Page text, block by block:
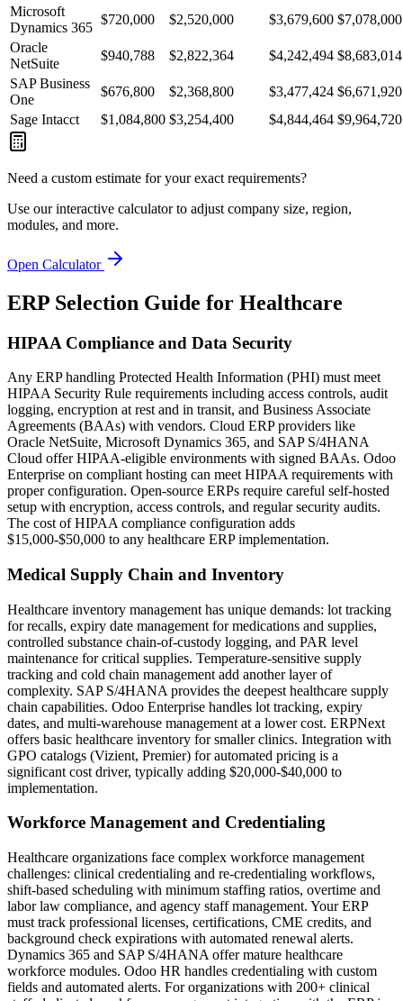
Microsoft
Dynamics 365
$720,000 $2,520,000 $3,679,600 $7,078,000
Oracle
NetSuite
$940,788 $2,822,364 $4,242,494 $8,683,014
SAP Business
One
$676,800 $2,368,800 $3,477,424 $6,671,920
Sage Intacct
$1,084,800 $3,254,400 $4,844,464 $9,964,720
Need a custom estimate for your exact requirements?
Use our interactive calculator to adjust company size, region,
modules, and more.
Open Calculator
ERP Selection Guide for Healthcare
HIPAA Compliance and Data Security
Any ERP handling Protected Health Information (PHI) must meet
HIPAA Security Rule requirements including access controls, audit
logging, encryption at rest and in transit, and Business Associate
Agreements (BAAs) with vendors. Cloud ERP providers like
Oracle NetSuite, Microsoft Dynamics 365, and SAP S/4HANA
Cloud offer HIPAA-eligible environments with signed BAAs. Odoo
Enterprise on compliant hosting can meet HIPAA requirements with
proper configuration. Open-source ERPs require careful self-hosted
setup with encryption, access controls, and regular security audits.
The cost of HIPAA compliance configuration adds
$15,000-$50,000 to any healthcare ERP implementation.
Medical Supply Chain and Inventory
Healthcare inventory management has unique demands: lot tracking
for recalls, expiry date management for medications and supplies,
controlled substance chain-of-custody logging, and PAR level
maintenance for critical supplies. Temperature-sensitive supply
tracking and cold chain management add another layer of
complexity. SAP S/4HANA provides the deepest healthcare supply
chain capabilities. Odoo Enterprise handles lot tracking, expiry
dates, and multi-warehouse management at a lower cost. ERPNext
offers basic healthcare inventory for smaller clinics. Integration with
GPO catalogs (Vizient, Premier) for automated pricing is a
significant cost driver, typically adding $20,000-$40,000 to
implementation.
Workforce Management and Credentialing
Healthcare organizations face complex workforce management
challenges: clinical credentialing and re-credentialing workflows,
shift-based scheduling with minimum staffing ratios, overtime and
labor law compliance, and agency staff management. Your ERP
must track professional licenses, certifications, CME credits, and
background check expirations with automated renewal alerts.
Dynamics 365 and SAP S/4HANA offer mature healthcare
workforce modules. Odoo HR handles credentialing with custom
fields and automated alerts. For organizations with 200+ clinical